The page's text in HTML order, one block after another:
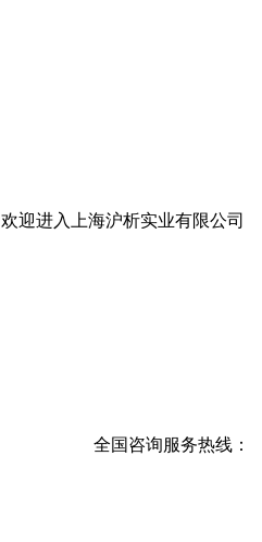
欢迎进入上海沪析实业有限公司
全国咨询服务热线：